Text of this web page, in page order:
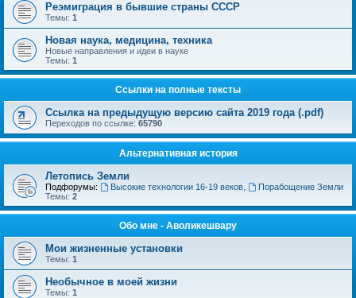
Реэмиграция в бывшие страны СССР
Темы: 1
Новая наука, медицина, техника
Новые направления и идеи в науке
Темы: 1
Ссылки на полные тексты
Ссылка на предыдущую версию сайта 2019 года (.pdf)
Переходов по ссылке: 65790
Альтернативная история
Летопись Земли
Подфорумы: Высокие технологии 16-19 веков,
Порабощение Земли
Темы: 2
Обо мне - Аволикешвару
Мои жизненные установки
Темы: 1
Необычное в моей жизни
Темы: 1